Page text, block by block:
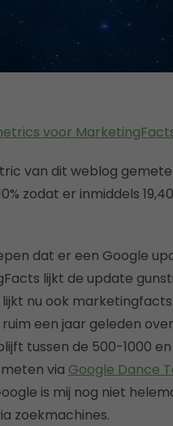
van dit weblog
zodat er inmiddels
dat er een Google
lijkt de update
nu ook
een jaar geleden
tussen de 500-1000
via Google Dance
is mij nog niet
zoekmachines.